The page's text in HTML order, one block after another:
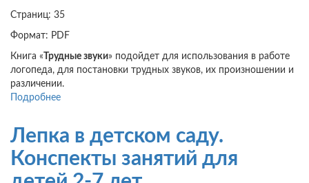
Страниц: 35
Формат: PDF
Книга « Трудные звуки» подойдет для использования в работе
логопеда, для постановки трудных звуков, их произношении и
различении.
Подробнее
Лепка в детском саду.
Конспекты занятий для